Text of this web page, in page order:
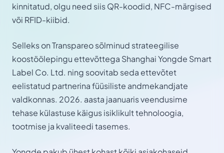
kinnitatud, olgu need siis QR-koodid, NFC-märgised
või RFID-kiibid.
Selleks on Transpareo sõlminud strateegilise
koostöölepingu ettevõttega Shanghai Yongde Smart
Label Co. Ltd. ning soovitab seda ettevõtet
eelistatud partnerina füüsiliste andmekandjate
valdkonnas. 2026. aasta jaanuaris veendusime
tehase külastuse käigus isiklikult tehnoloogia,
tootmise ja kvaliteedi tasemes.